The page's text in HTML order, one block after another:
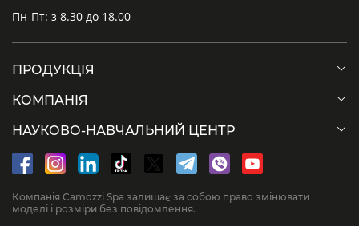
Пн-Пт: з 8.30 до 18.00
ПРОДУКЦІЯ
КОМПАНІЯ
НАУКОВО-НАВЧАЛЬНИЙ ЦЕНТР
Компанія Camozzi Spa залишає за собою право змінювати
моделі і розміри без повідомлення.